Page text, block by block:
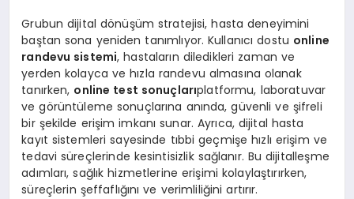
Grubun dijital dönüşüm stratejisi, hasta deneyimini
baştan sona yeniden tanımlıyor. Kullanıcı dostu online
randevu sistemi, hastaların diledikleri zaman ve
yerden kolayca ve hızla randevu almasına olanak
tanırken, online test sonuçlarıplatformu, laboratuvar
ve görüntüleme sonuçlarına anında, güvenli ve şifreli
bir şekilde erişim imkanı sunar. Ayrıca, dijital hasta
kayıt sistemleri sayesinde tıbbi geçmişe hızlı erişim ve
tedavi süreçlerinde kesintisizlik sağlanır. Bu dijitalleşme
adımları, sağlık hizmetlerine erişimi kolaylaştırırken,
süreçlerin şeffaflığını ve verimliliğini artırır.